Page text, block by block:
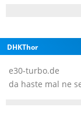
DHKThor
e30-turbo.de
da haste mal ne